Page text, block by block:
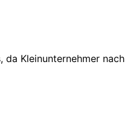
da Kleinunternehmer nach